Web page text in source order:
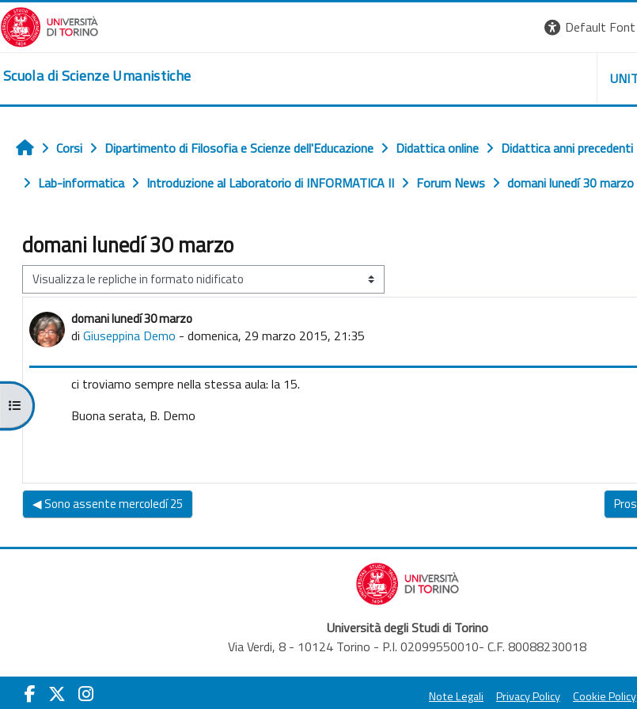
Vai al contenuto principale
Default Font
Scuola di Scienze Umanistiche
Apri indice del corso
Home
Corsi Dipartimento di Filosofia e Scienze dell'Educazione Didattica online Didattica anni precedenti
Lab-informatica
Introduzione al Laboratorio di INFORMATICA II Forum News domani lunedí 30 marzo
domani lunedí 30 marzo
Modalità visualizzazione
domani lunedí 30 marzo
di Giuseppina Demo - domenica, 29 marzo 2015, 21:35
Numero di risposte: 0
ci troviamo sempre nella stessa aula: la 15.
Buona serata, B. Demo
◀︎ Sono assente mercoledí 25
Università degli Studi di Torino
Via Verdi, 8 - 10124 Torino - P.I. 02099550010- C.F. 80088230018
Note Legali Privacy Policy Cookie Policy